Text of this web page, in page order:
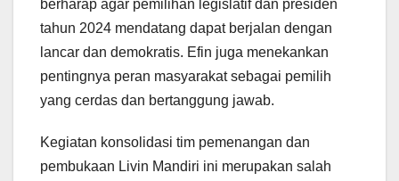
berharap agar pemilihan legislatif dan presiden
tahun 2024 mendatang dapat berjalan dengan
lancar dan demokratis. Efin juga menekankan
pentingnya peran masyarakat sebagai pemilih
yang cerdas dan bertanggung jawab.
Kegiatan konsolidasi tim pemenangan dan
pembukaan Livin Mandiri ini merupakan salah